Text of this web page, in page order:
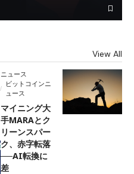
View All
ニュース
ビットコインニ
ュース
マイニング大
手MARAとク
リーンスパー
ク、赤字転落
──AI転換に
差